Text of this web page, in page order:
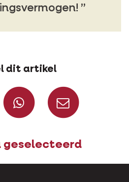
dit artikel
Deel op Facebook
Deel via
geselecteerd